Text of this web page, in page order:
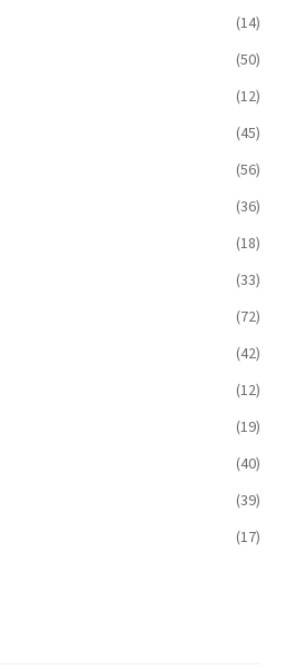
(14)
(50)
(12)
(45)
(56)
(36)
(18)
(33)
(72)
(42)
(12)
(19)
(40)
(39)
(17)